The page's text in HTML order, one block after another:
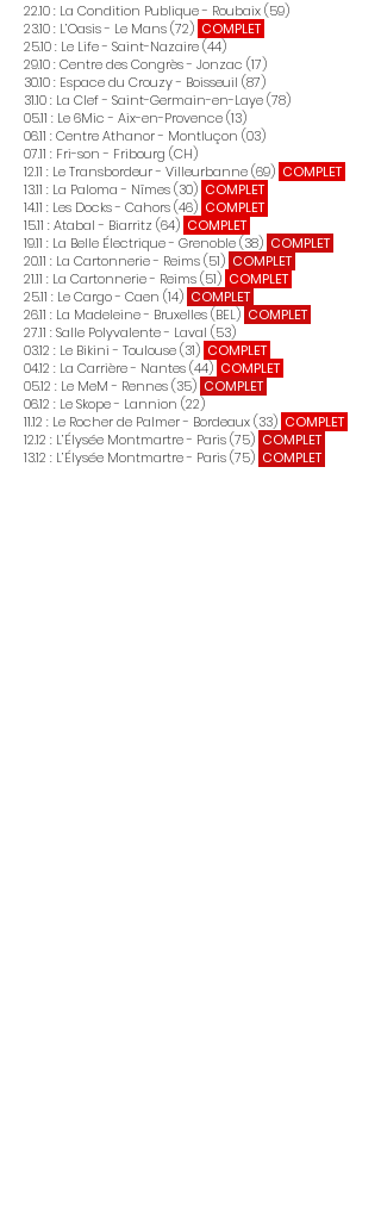
22.10 : La Condition Publique - Roubaix (59)
23.10 : L’Oasis - Le Mans (72) COMPLET
25.10 : Le Life - Saint-Nazaire (44)
29.10 : Centre des Congrès - Jonzac (17)
30.10 : Espace du Crouzy - Boisseuil (87)
31.10 : La Clef - Saint-Germain-en-Laye (78)
05.11 : Le 6Mic - Aix-en-Provence (13)
06.11 : Centre Athanor - Montluçon (03)
07.11 : Fri-son - Fribourg (CH)
12.11 : Le Transbordeur - Villeurbanne (69) COMPLET
13.11 : La Paloma - Nîmes (30) COMPLET
14.11 : Les Docks - Cahors (46) COMPLET
15.11 : Atabal - Biarritz (64) COMPLET
19.11 : La Belle Électrique - Grenoble (38) COMPLET
20.11 : La Cartonnerie - Reims (51) COMPLET
21.11 : La Cartonnerie - Reims (51) COMPLET
25.11 : Le Cargo - Caen (14) COMPLET
26.11 : La Madeleine - Bruxelles (BEL) COMPLET
27.11 : Salle Polyvalente - Laval (53)
03.12 : Le Bikini - Toulouse (31) COMPLET
04.12 : La Carrière - Nantes (44) COMPLET
05.12 : Le MeM - Rennes (35) COMPLET
06.12 : Le Skope - Lannion (22)
11.12 : Le Rocher de Palmer - Bordeaux (33) COMPLET
12.12 : L’Élysée Montmartre - Paris (75) COMPLET
13.12 : L’Élysée Montmartre - Paris (75) COMPLET